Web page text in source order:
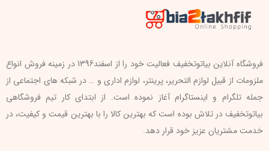
فروشگاه آنلاین بیاتوتخفیف فعالیت خود را از اسفند1396 در زمینه فروش انواع
ملزومات از قبیل لوازم التحریر، پرینتر، لوازم اداری و … در شبکه های اجتماعی از
جمله تلگرام و اینستاگرام آغاز نموده است. از ابتدای کار تیم فروشگاهی
بیاتوتخفیف در تلاش بوده است که بهترین کالا را با بهترین قیمت و کیفیت، در
خدمت مشتریان عزیز خود قرار دهد.